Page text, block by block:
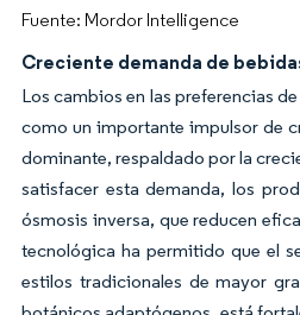
Fuente: Mordor Intelligence
Creciente demanda de
Los cambios en las preferencias
como un importante impulsor de
dominante, respaldado por la
satisfacer esta demanda, los
ósmosis inversa, que reducen
tecnológica ha permitido que el
estilos tradicionales de mayor